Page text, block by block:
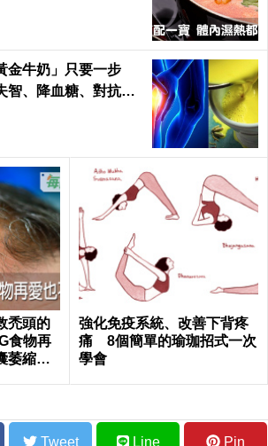
金牛奶」只要一步
智、降血糖、對抗關
禿頭的
食物再
萎縮就
強化免疫系統、改善下背疼
痛 8個簡單的瑜珈招式一次
學會
Tweet Line Pin